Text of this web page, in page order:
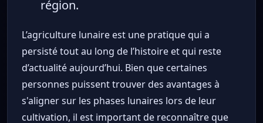
région.
L’agriculture lunaire est une pratique qui a
persisté tout au long de l’histoire et qui reste
d’actualité aujourd’hui. Bien que certaines
personnes puissent trouver des avantages à
s'aligner sur les phases lunaires lors de leur
cultivation, il est important de reconnaître que